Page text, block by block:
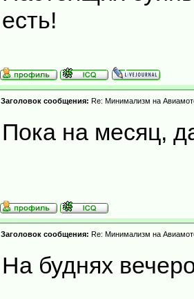
есть!
Заголовок сообщения: Re: Минимализм на
Пока на месяц,
Заголовок сообщения: Re: Минимализм на
На буднях